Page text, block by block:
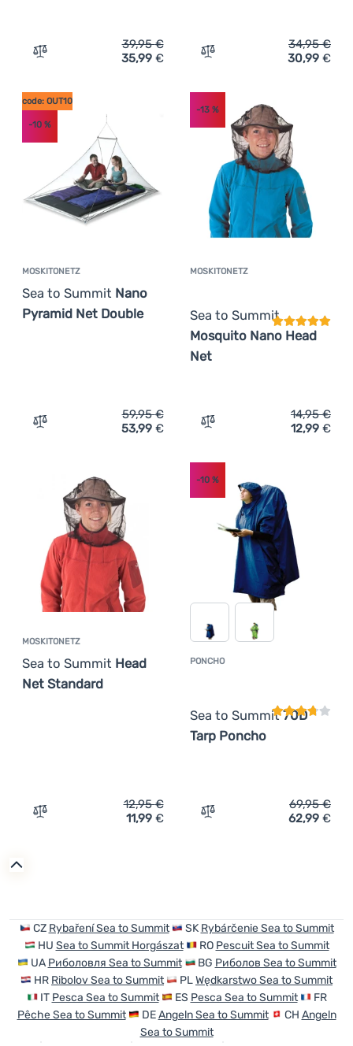
Zum Vergleich 'Moskitonetz Sea to Summit Pyramid Net
39,95€
35,99 € Zum Vergleich
34,95€
30,99 €
MOSKITONETZ
Sea to Summit Nano
Pyramid Net Double
code: OUT10
-10 %
Zum Vergleich 'Moskitonetz Sea to Summit Nano
59,95€
53,99 €
MOSKITONETZ
Sea to Summit
Mosquito Nano Head
Net
-13%
Zum Vergleich
14,95€
12,99 €
MOSKITONETZ
Sea to Summit Head
Net Standard
Zum Vergleich 'Moskitonetz Sea to Summit Head Net
12,95€
11,99 €
PONCHO
Sea to Summit70D
Tarp Poncho
-10%
Zum Vergleich 'Poncho
69,95€
62,99 €
CZ Rybaření Sea to Summit SK Rybárčenie Sea to Summit
HU Sea to Summit Horgászat RO Pescuit Sea to Summit
UA Риболовля Sea to Summit BG Риболов Sea to Summit
HR Ribolov Sea to Summit PLWędkarstwo Sea to Summit
IT Pesca Sea to Summit ES Pesca Sea to Summit
FR
Pêche Sea to Summit
DEAngeln Sea to Summit CH Angeln
Sea to Summit